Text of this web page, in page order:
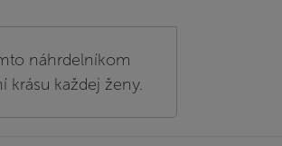
náhrdelníkom
krásu každej ženy.